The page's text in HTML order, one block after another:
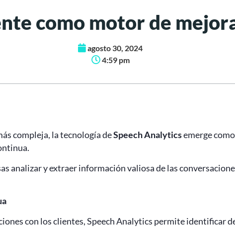
como motor de
agosto 30, 2024
4:59 pm
compleja, la tecnología deSpeech Analyticsemerge
analizar y extraer información valiosa de las
con los clientes, Speech Analytics permite identificar